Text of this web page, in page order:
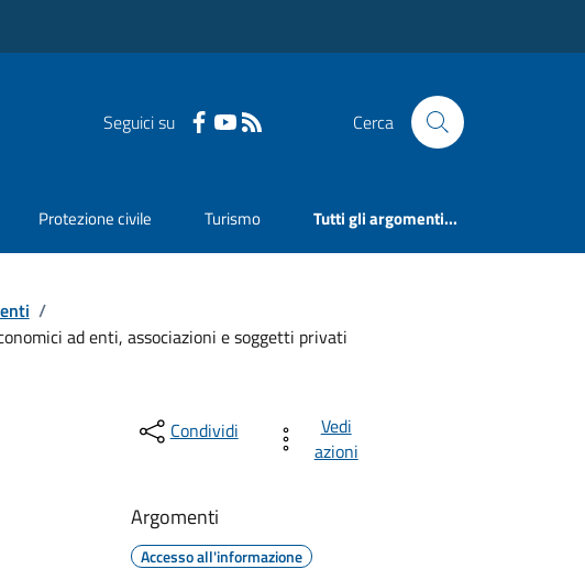
Seguici su Cerca
Protezione civile Turismo Tutti gli argomenti...
/
ad enti, associazioni e soggetti privati
Condividi
Vedi
azioni
Argomenti
Accesso all'informazione